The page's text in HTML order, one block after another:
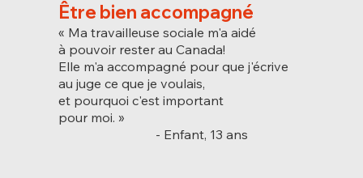
Être bien accompagné
« Ma travailleuse sociale m'a aidé
à pouvoir rester au Canada!
Elle m'a accompagné pour que j'écrive
au juge ce que je voulais,
et pourquoi c'est important
pour moi. »
- Enfant, 13 ans